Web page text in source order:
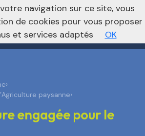
le site régional Vers le site national
›
paysanne›
engagée pour le
navigation sur ce site, vous
de cookies pour vous proposer
et services adaptés
OK